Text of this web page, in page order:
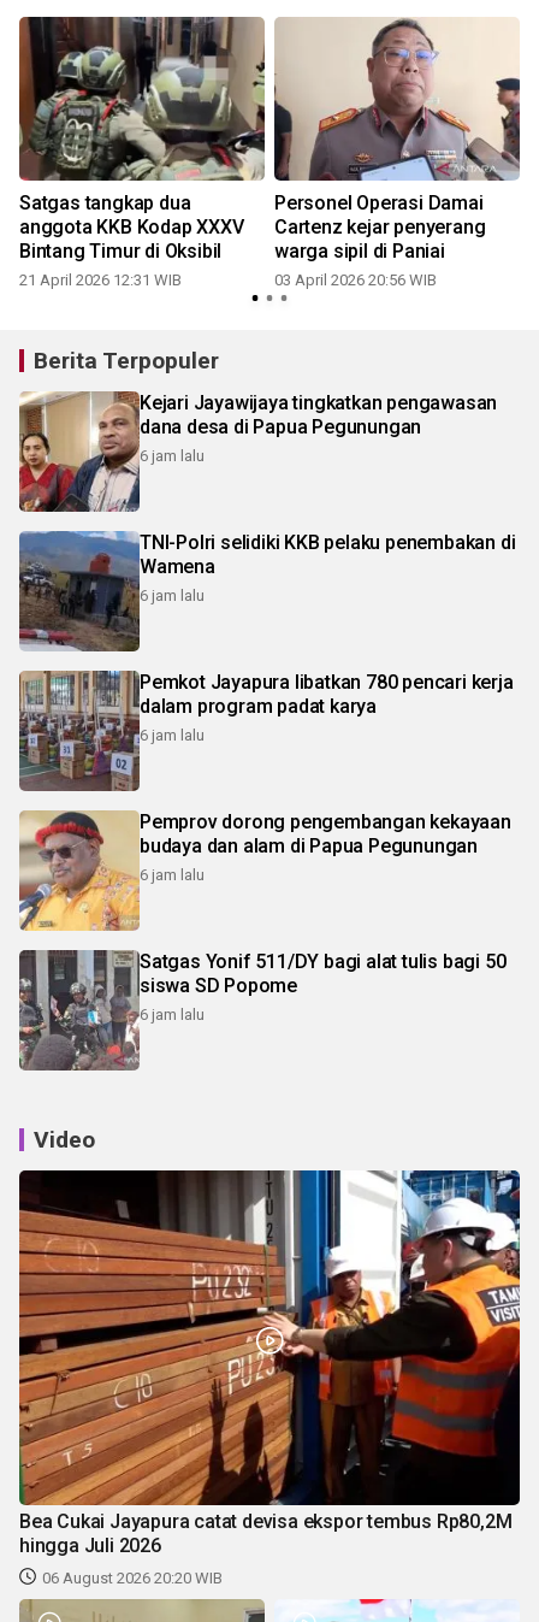
Satgas tangkap dua
anggota KKB Kodap XXXV
Bintang Timur di Oksibil
21 April 2026 12:31 WIB
Personel Operasi Damai
Cartenz kejar penyerang
warga sipil di Paniai
03 April 2026 20:56 WIB
Berita Terpopuler
Kejari Jayawijaya tingkatkan pengawasan
dana desa di Papua Pegunungan
6 jam lalu
TNI-Polri selidiki KKB pelaku penembakan di
Wamena
6 jam lalu
Pemkot Jayapura libatkan 780 pencari kerja
dalam program padat karya
6 jam lalu
Pemprov dorong pengembangan kekayaan
budaya dan alam di Papua Pegunungan
6 jam lalu
Satgas Yonif 511/DY bagi alat tulis bagi 50
siswa SD Popome
6 jam lalu
Video
Bea Cukai Jayapura catat devisa ekspor tembus Rp80,2M
hingga Juli 2026
06 August 2026 20:20 WIB